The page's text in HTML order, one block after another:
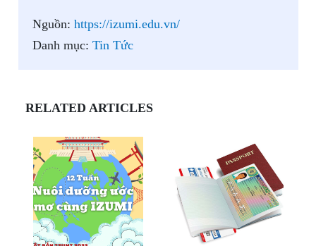
Nguồn: https://izumi.edu.vn/
Danh mục: Tin Tức
RELATED ARTICLES